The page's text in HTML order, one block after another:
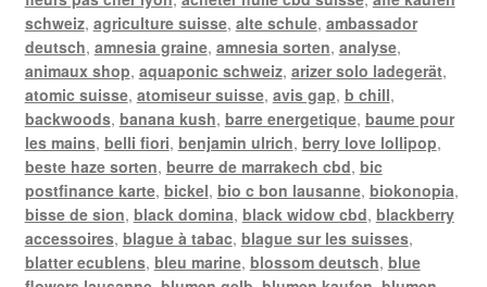
schweiz, agriculture suisse, alte schule, ambassador
deutsch, amnesia graine, amnesia sorten, analyse,
animaux shop, aquaponic schweiz, arizer solo ladegerät,
atomic suisse, atomiseur suisse, avis gap, b chill,
backwoods, banana kush, barre energetique, baume pour
les mains, belli fiori, benjamin ulrich, berry love lollipop,
beste haze sorten, beurre de marrakech cbd, bic
postfinance karte, bickel, bio c bon lausanne, biokonopia,
bisse de sion, black domina, black widow cbd, blackberry
accessoires, blague à tabac, blague sur les suisses,
blatter ecublens, bleu marine, blossom deutsch, blue